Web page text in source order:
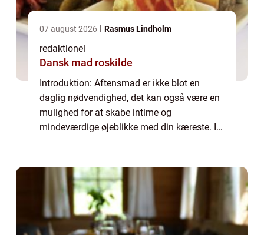
07 august 2026 Rasmus Lindholm
redaktionel
Dansk mad roskilde
Introduktion: Aftensmad er ikke blot en
daglig nødvendighed, det kan også være en
mulighed for at skabe intime og
mindeværdige øjeblikke med din kæreste. I
kærestenR...